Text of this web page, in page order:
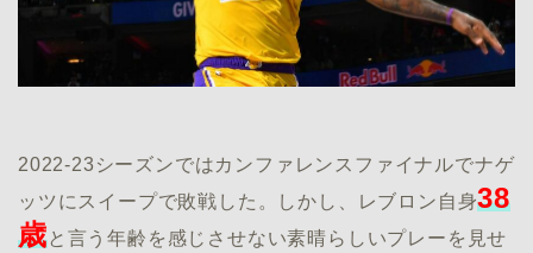
2022-23シーズンではカンファレンスファイナルでナゲ
ッツにスイープで敗戦した。しかし、レブロン自身38
歳と言う年齢を感じさせない素晴らしいプレーを見せ